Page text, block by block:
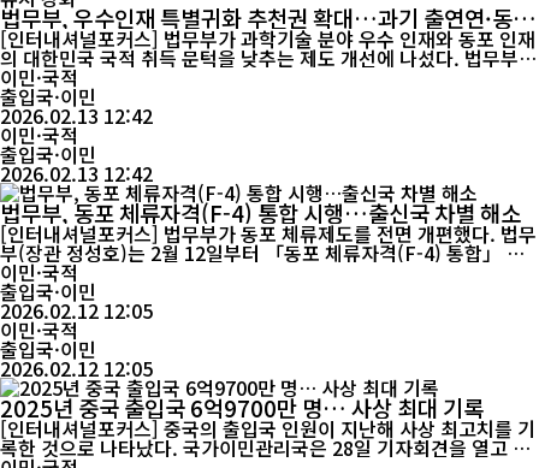
법무부, 우수인재 특별귀화 추천권 확대…과기 출연연·동포
인재 유치 강화
[인터내셔널포커스] 법무부가 과학기술 분야 우수 인재와 동포 인재
의 대한민국 국적 취득 문턱을 낮추는 제도 개선에 나섰다. 법무부는
11일, 「우수인재 특별귀화 평가기준 및 추천에 관한 고시(법무부고
시 제2026-43호)」를 개정·시행했다고 밝혔다. 이번 개정의 핵심
은 우수인재 특별귀화 추천권자 범위를 확대하고, 동포 우수 인재에
대해서는 특별귀화 자격 요건을 완화하는 데 있다. ‘우수인재 특별귀
화’ 제도는 과...
이민·국적
출입국·이민
2026.02.13 12:42
이민·국적
출입국·이민
2026.02.13 12:42
법무부, 동포 체류자격(F-4) 통합 시행…출신국 차별 해소
[인터내셔널포커스] 법무부가 동포 체류제도를 전면 개편했다. 법무
부(장관 정성호)는 2월 12일부터 「동포 체류자격(F-4) 통합」 조
치를 시행한다고 밝혔다. 방문취업(H-2)과 재외동포(F-4)로 나뉘어
있던 체류체계를 하나로 통합해, 국내 체류 동포 86만 명의 오랜 숙
원이었던 제도 개선을 본격화한다는 취지다. 이번 조치의 핵심은 출
신국에 따른 차별 요소를 없애는 데 있다. 그동안 중국·구소련 6개국
출신 동포는 소득·...
이민·국적
출입국·이민
2026.02.12 12:05
이민·국적
출입국·이민
2026.02.12 12:05
2025년 중국 출입국 6억9700만 명… 사상 최대 기록
[인터내셔널포커스] 중국의 출입국 인원이 지난해 사상 최고치를 기
록한 것으로 나타났다. 국가이민관리국은 28일 기자회견을 열고 20